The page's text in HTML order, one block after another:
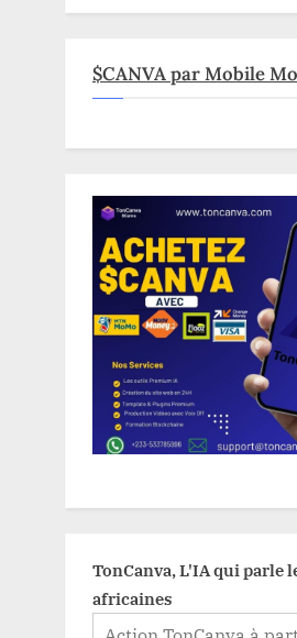
$CANVA par Mobile
TonCanva, L'IA qui parle
africaines